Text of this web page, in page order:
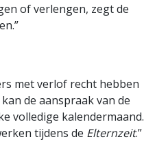
of verlengen, zegt de
met verlof recht hebben
de aanspraak van de
volledige kalendermaand.
tijdens de Elternzeit.”